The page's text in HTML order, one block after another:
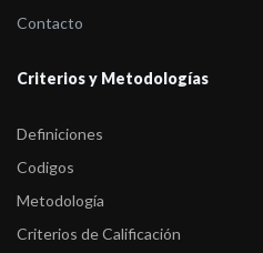
Contacto
Criterios y Metodologías
Definiciones
Codigos
Metodología
Criterios de Calificación